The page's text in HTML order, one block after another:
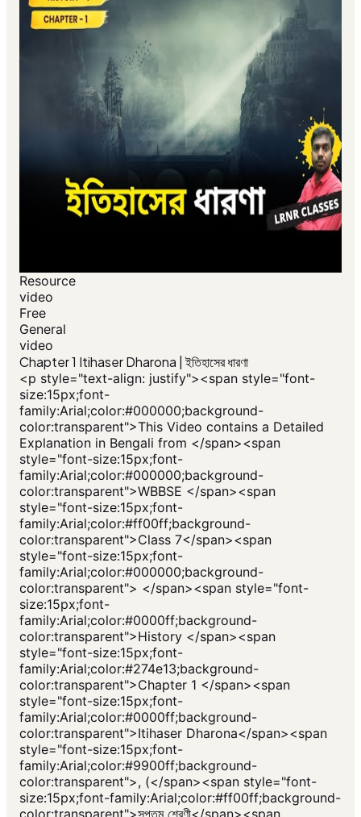
Resource
video
Free
General
video
Chapter 1 Itihaser Dharona | ইতিহাসের ধারণা
<p style="text-align: justify"><span style="font-
size:15px;font-
family:Arial;color:#000000;background-
color:transparent">This Video contains a Detailed
Explanation in Bengali from </span><span
style="font-size:15px;font-
family:Arial;color:#000000;background-
color:transparent">WBBSE </span><span
style="font-size:15px;font-
family:Arial;color:#ff00ff;background-
color:transparent">Class 7</span><span
style="font-size:15px;font-
family:Arial;color:#000000;background-
color:transparent"> </span><span style="font-
size:15px;font-
family:Arial;color:#0000ff;background-
color:transparent">History </span><span
style="font-size:15px;font-
family:Arial;color:#274e13;background-
color:transparent">Chapter 1 </span><span
style="font-size:15px;font-
family:Arial;color:#0000ff;background-
color:transparent">Itihaser Dharona</span><span
style="font-size:15px;font-
family:Arial;color:#9900ff;background-
color:transparent">, (</span><span style="font-
size:15px;font-family:Arial;color:#ff00ff;background-